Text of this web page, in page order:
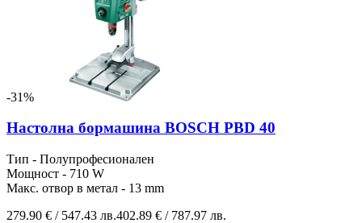
-31%
Настолна бормашина BOSCH PBD 40
Тип - Полупрофесионален
Мощност - 710 W
Макс. отвор в метал - 13 mm
279.90 € / 547.43 лв.402.89 € / 787.97 лв.